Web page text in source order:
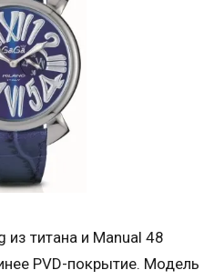
из титана и Manual 48
PVD-покрытие. Модель